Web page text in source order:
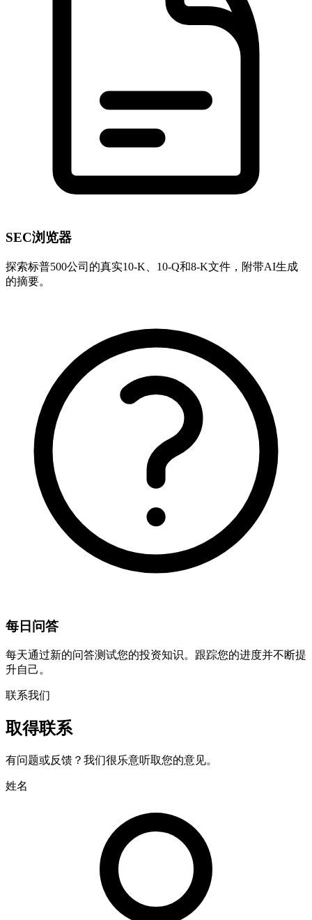
SEC浏览器
探索标普500公司的真实10-K、10-Q和8-K文件，附带AI生成
的摘要。
每日问答
每天通过新的问答测试您的投资知识。跟踪您的进度并不断提
升自己。
联系我们
取得联系
有问题或反馈？我们很乐意听取您的意见。
姓名